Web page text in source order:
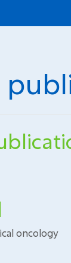
oncology